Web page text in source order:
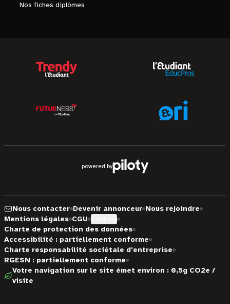
Nos fiches diplômes
powered by
Nous contacter Devenir annonceur Nous rejoindre
Mentions légales CGU
Charte de protection des données
Accessibilité : partiellement conforme
Charte responsabilité sociétale d'entreprise
RGESN : partiellement conforme
Votre navigation sur le site émet environ : 0,5g CO2e /
visite